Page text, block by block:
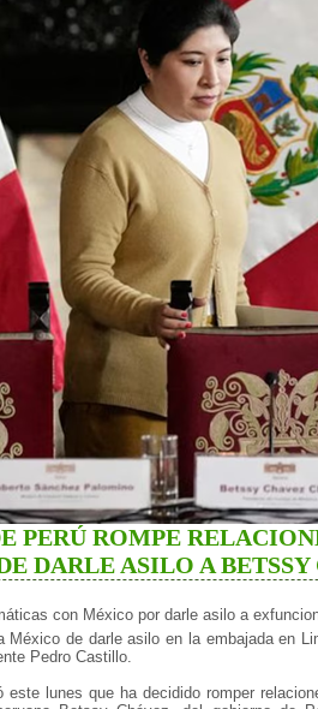
PERÚ ROMPE
DARLE ASILO A
con México por darle asilo a
México de darle asilo en la embajada en
Pedro Castillo.
este lunes que ha decidido romper